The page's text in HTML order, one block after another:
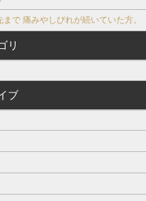
で 痛みやしびれが続いていた方。
リ
ブ